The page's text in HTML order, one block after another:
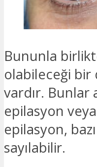
Bununla
olabileceği bir
vardır. Bunlar
epilasyon
epilasyon,
sayılabilir.